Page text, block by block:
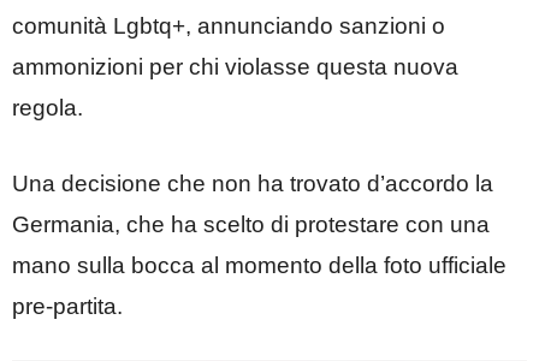
comunità Lgbtq+, annunciando sanzioni o
ammonizioni per chi violasse questa nuova
regola.
Una decisione che non ha trovato d’accordo la
Germania, che ha scelto di protestare con una
mano sulla bocca al momento della foto ufficiale
pre-partita.